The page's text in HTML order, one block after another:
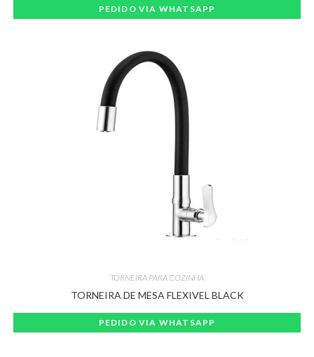
PEDIDO VIA WHATSAPP
TORNEIRA PARA COZINHA
TORNEIRA DE MESA FLEXIVEL BLACK
PEDIDO VIA WHATSAPP